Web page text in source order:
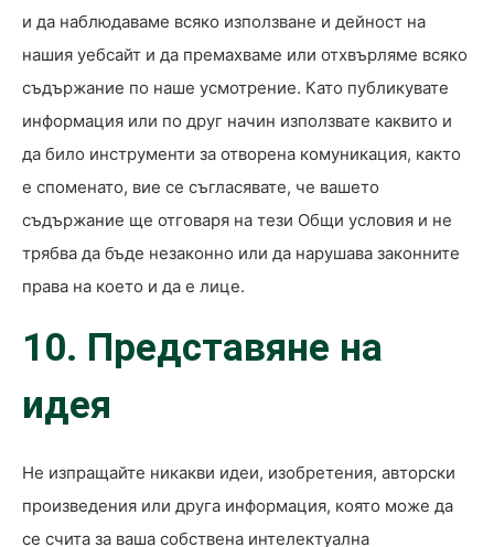
и да наблюдаваме всяко използване и дейност на
нашия уебсайт и да премахваме или отхвърляме всяко
съдържание по наше усмотрение. Като публикувате
информация или по друг начин използвате каквито и
да било инструменти за отворена комуникация, както
е споменато, вие се съгласявате, че вашето
съдържание ще отговаря на тези Общи условия и не
трябва да бъде незаконно или да нарушава законните
права на което и да е лице.
10. Представяне на
идея
Не изпращайте никакви идеи, изобретения, авторски
произведения или друга информация, която може да
се счита за ваша собствена интелектуална